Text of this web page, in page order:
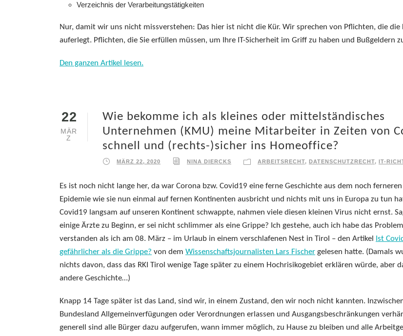
Verzeichnis der Verarbeitungstätigkeiten
Nur, damit wir uns nicht missverstehen: Das hier ist nicht die Kür. Wir sprechen von Pflichten, die die
auferlegt. Pflichten, die Sie erfüllen müssen, um Ihre IT-Sicherheit im Griff zu haben und Bußgeldern
Den ganzen Artikel lesen.
22
MÄR
Z
Wie bekomme ich als kleines oder mittelständisches
Unternehmen (KMU) meine Mitarbeiter in Zeiten von
schnell und (rechts-)sicher ins Homeoffice?
MÄRZ 22, 2020 NINA DIERCKS ARBEITSRECHT, DATENSCHUTZRECHT, IT-
Es ist noch nicht lange her, da war Corona bzw. Covid19 eine ferne Geschichte aus dem noch ferneren
Epidemie wie sie nun einmal auf fernen Kontinenten ausbricht und nichts mit uns in Europa zu tun
Covid19 langsam auf unseren Kontinent schwappte, nahmen viele diesen kleinen Virus nicht ernst.
einige Ärzte zu Beginn, er sei nicht schlimmer als eine Grippe? Ich gestehe, auch ich habe das
verstanden als ich am 08. März – im Urlaub in einem verschlafenen Nest in Tirol – den Artikel
Ist
gefährlicher als die Grippe? von dem Wissenschaftsjournalisten Lars Fischer gelesen hatte. (Damals
nichts davon, dass das RKI Tirol wenige Tage später zu einem Hochrisikogebiet erklären würde, aber
andere Geschichte…)
Knapp 14 Tage später ist das Land, sind wir, in einem Zustand, den wir noch nicht kannten.
Bundesland Allgemeinverfügungen oder Verordnungen erlassen und Ausgangsbeschränkungen
generell sind alle Bürger dazu aufgerufen, wann immer möglich, zu Hause zu bleiben und alle